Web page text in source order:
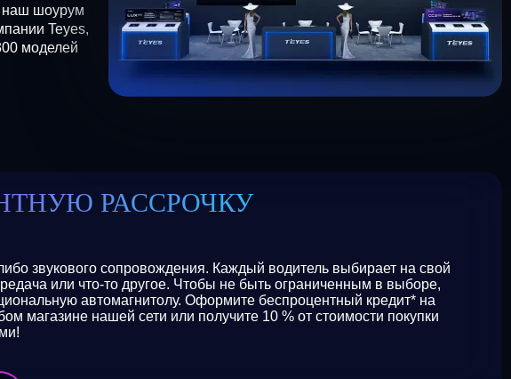
наш шоурум
Teyes,
моделей
РАССРОЧКУ
звукового сопровождения. Каждый водитель выбирает на свой
или что-то другое. Чтобы не быть ограниченным в выборе,
автомагнитолу. Оформите беспроцентный кредит* на
магазине нашей сети или получите 10 % от стоимости покупки